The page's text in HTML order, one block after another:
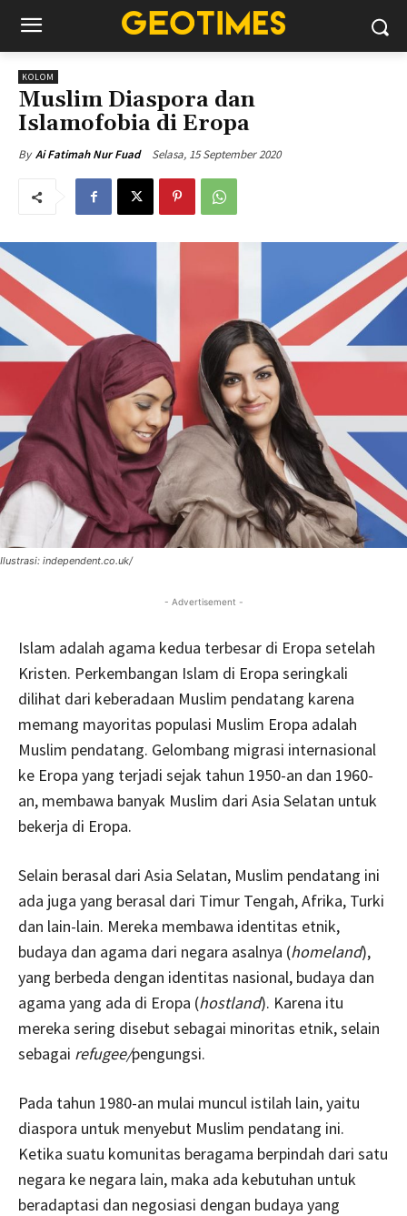
KOLOM
Muslim Diaspora dan
Islamofobia di Eropa
By Ai Fatimah Nur Fuad Selasa, 15 September 2020
Ilustrasi: independent.co.uk/
- Advertisement -
Islam adalah agama kedua terbesar di Eropa setelah
Kristen. Perkembangan Islam di Eropa seringkali
dilihat dari keberadaan Muslim pendatang karena
memang mayoritas populasi Muslim Eropa adalah
Muslim pendatang. Gelombang migrasi internasional
ke Eropa yang terjadi sejak tahun 1950-an dan 1960-
an, membawa banyak Muslim dari Asia Selatan untuk
bekerja di Eropa.
Selain berasal dari Asia Selatan, Muslim pendatang ini
ada juga yang berasal dari Timur Tengah, Afrika, Turki
dan lain-lain. Mereka membawa identitas etnik,
budaya dan agama dari negara asalnya (homeland),
yang berbeda dengan identitas nasional, budaya dan
agama yang ada di Eropa (hostland). Karena itu
mereka sering disebut sebagai minoritas etnik, selain
sebagai refugee/pengungsi.
Pada tahun 1980-an mulai muncul istilah lain, yaitu
diaspora untuk menyebut Muslim pendatang ini.
Ketika suatu komunitas beragama berpindah dari satu
negara ke negara lain, maka ada kebutuhan untuk
beradaptasi dan negosiasi dengan budaya yang